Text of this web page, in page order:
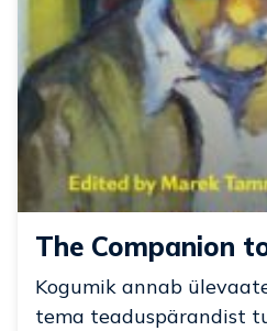
The Companion
Kogumik annab
tema teaduspärandist